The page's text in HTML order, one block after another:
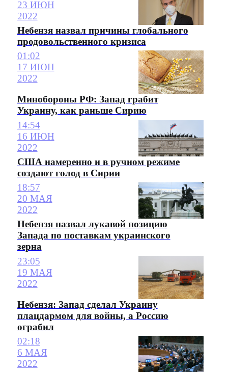
23 ИЮН
2022
Небензя назвал причины глобального
продовольственного кризиса
01:02
17 ИЮН
2022
Минобороны РФ: Запад грабит
Украину, как раньше Сирию
14:54
16 ИЮН
2022
США намеренно и в ручном режиме
создают голод в Сирии
18:57
20 МАЯ
2022
Небензя назвал лукавой позицию
Запада по поставкам украинского
зерна
23:05
19 МАЯ
2022
Небензя: Запад сделал Украину
плацдармом для войны, а Россию
ограбил
02:18
6 МАЯ
2022